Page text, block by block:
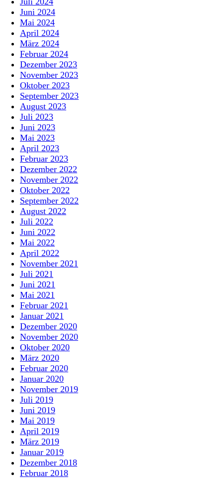
Juni 2024
Mai 2024
April 2024
März 2024
Februar 2024
Dezember 2023
November 2023
Oktober 2023
September 2023
August 2023
Juli 2023
Juni 2023
Mai 2023
April 2023
Februar 2023
Dezember 2022
November 2022
Oktober 2022
September 2022
August 2022
Juli 2022
Juni 2022
Mai 2022
April 2022
November 2021
Juli 2021
Juni 2021
Mai 2021
Februar 2021
Januar 2021
Dezember 2020
November 2020
Oktober 2020
März 2020
Februar 2020
Januar 2020
November 2019
Juli 2019
Juni 2019
Mai 2019
April 2019
März 2019
Januar 2019
Dezember 2018
Februar 2018